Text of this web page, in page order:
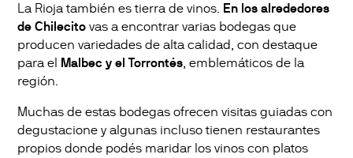
La Rioja también es tierra de vinos. En los alrededores
de Chilecito vas a encontrar varias bodegas que
producen variedades de alta calidad, con destaque
para el Malbec y el Torrontés, emblemáticos de la
región.
Muchas de estas bodegas ofrecen visitas guiadas con
degustacione y algunas incluso tienen restaurantes
propios donde podés maridar los vinos con platos